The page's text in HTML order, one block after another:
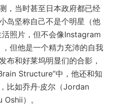
，当时甚至日本政府都已经
岛坚称自己不是个明星（他
照片，但不会像Instagram
，但他是一个精力充沛的自我
布和好莱坞明显们的合影，
Structure”中，他还和知
比如乔丹·皮尔（Jordan
）。